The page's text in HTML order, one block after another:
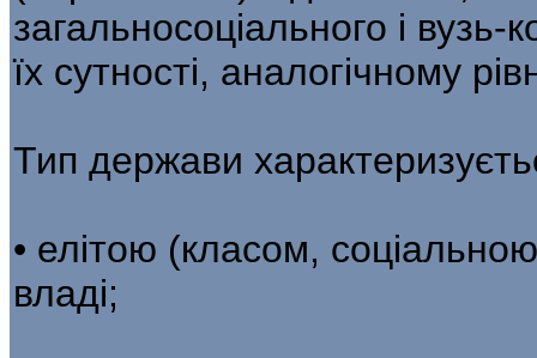
загальносоціального і вузь-
їх сутності, аналогічному
Тип держави
• елітою (класом,
владі;